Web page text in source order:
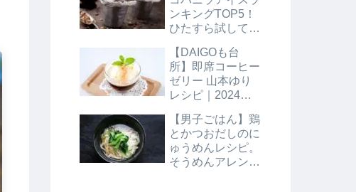
ンキングTOP5！
ひたすら試してラ
日【サタデープラ
ス】
【DAIGOも台
所】即席コーヒー
ゼリー 山本ゆり
レシピ｜2024年8
【男子ごはん】鶏
とかつおだしのに
ゅうめんレシピ。
そうめんアレンジ